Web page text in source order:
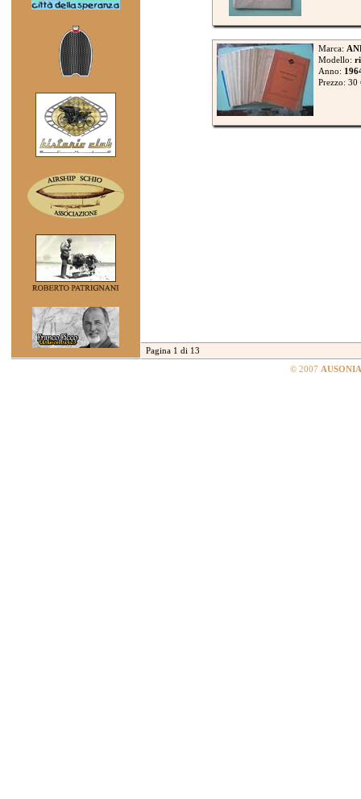
Marca:
Modello:
Anno:
Prezzo: 30
Pagina 1 di 13
© 2007